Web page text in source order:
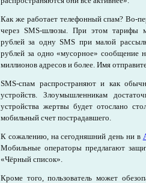
Как же работает телефонный спам? Во-
через SMS-шлюзы. При этом тарифы
рублей за одну SMS при малой
рублей за одно «мусорное» сообщение
миллионов адресов и более. Имя
SMS-спам распространяют и как
устройств. Злоумышленникам
устройства жертвы будет отослано
мобильный счет пострадавшего.
К сожалению, на сегодняшний день ни в
Мобильные операторы предлагают
«Чёрный список».
Кроме того, пользователь может